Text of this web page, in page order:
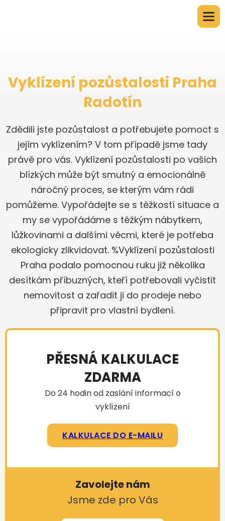
Vyklízení pozůstalosti Praha
Radotín
Zdědili jste pozůstalost a potřebujete pomoct s
jejím vyklízením? V tom případě jsme tady
právě pro vás. Vyklízení pozůstalosti po vašich
blízkých může být smutný a emocionálně
náročný proces, se kterým vám rádi
pomůžeme. Vypořádejte se s těžkostí situace a
my se vypořádáme s těžkým nábytkem,
lůžkovinami a dalšími věcmi, které je potřeba
ekologicky zlikvidovat. %Vyklízení pozůstalosti
Praha podalo pomocnou ruku již několika
desítkám příbuzných, kteří potřebovali vyčistit
nemovitost a zařadit ji do prodeje nebo
připravit pro vlastní bydlení.
PŘESNÁ KALKULACE
ZDARMA
Do 24 hodin od zaslání informací o
vyklízení
KALKULACE DO E-MAILU
Zavolejte nám
Jsme zde pro Vás